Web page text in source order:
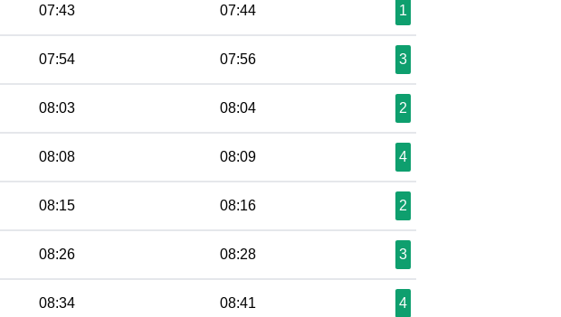
07:43 07:44 1
07:54 07:56 3
08:03 08:04 2
08:08 08:09 4
08:15 08:16 2
08:26 08:28 3
08:34 08:41 4